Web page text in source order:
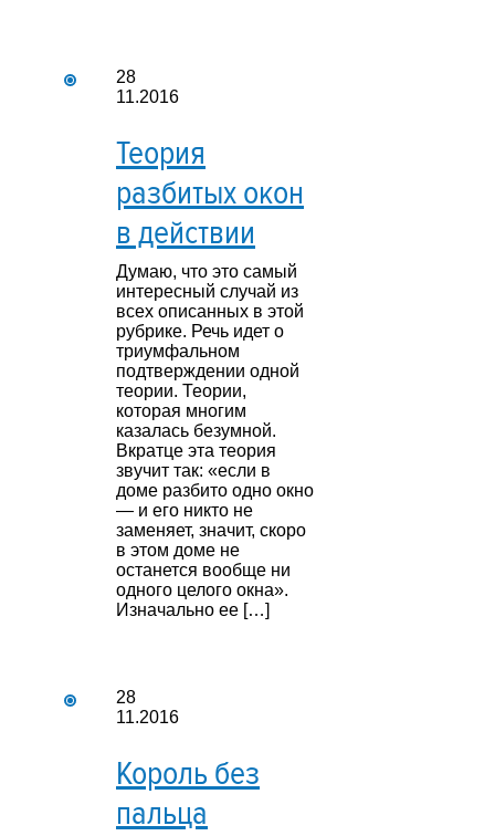
28
11.2016
Теория
разбитых окон
в действии
Думаю, что это самый
интересный случай из
всех описанных в этой
рубрике. Речь идет о
триумфальном
подтверждении одной
теории. Теории,
которая многим
казалась безумной.
Вкратце эта теория
звучит так: «если в
доме разбито одно окно
— и его никто не
заменяет, значит, скоро
в этом доме не
останется вообще ни
одного целого окна».
Изначально ее […]
28
11.2016
Король без
пальца